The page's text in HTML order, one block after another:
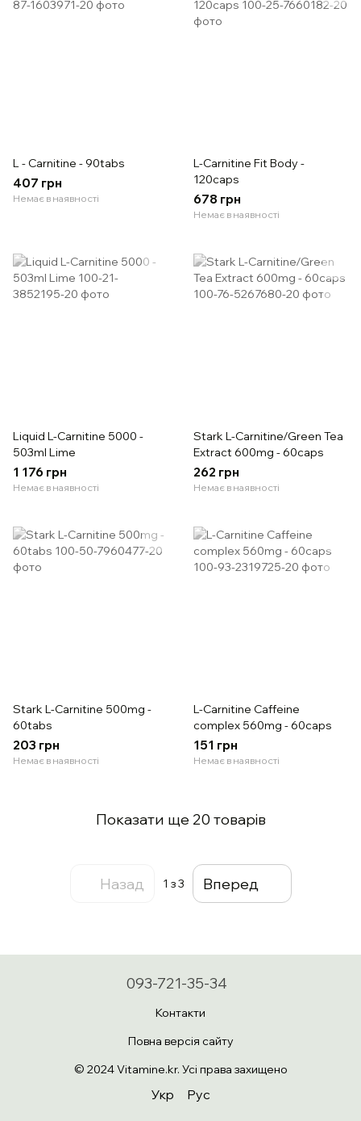
L - Carnitine - 90tabs
407 грн
Немає в наявності
L-Carnitine Fit Body -
120caps
678 грн
Немає в наявності
Liquid L-Carnitine 5000 -
503ml Lime
1 176 грн
Немає в наявності
Stark L-Carnitine/Green Tea
Extract 600mg - 60caps
262 грн
Немає в наявності
Stark L-Carnitine 500mg -
60tabs
203 грн
Немає в наявності
L-Carnitine Caffeine
complex 560mg - 60caps
151 грн
Немає в наявності
Показати ще 20 товарів
Назад 1 з 3 Вперед
093-721-35-34
Контакти
Повна версія сайту
© 2024 Vitamine.kr. Усі права захищено
Укр Рус